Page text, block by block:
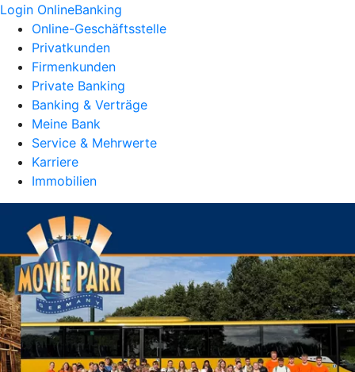
Login OnlineBanking
Online-Geschäftsstelle
Privatkunden
Firmenkunden
Private Banking
Banking & Verträge
Meine Bank
Service & Mehrwerte
Karriere
Immobilien